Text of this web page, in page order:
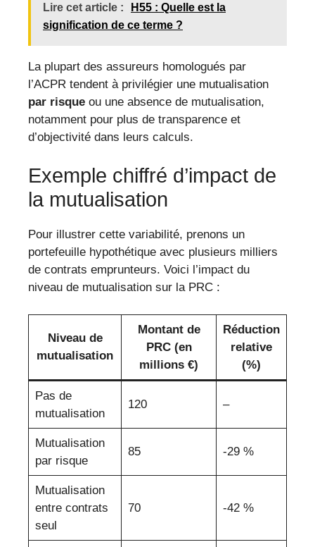
Lire cet article :
H55 : Quelle est la
signification de ce terme ?
La plupart des assureurs homologués par
l’ACPR tendent à privilégier une mutualisation
par risque ou une absence de mutualisation,
notamment pour plus de transparence et
d’objectivité dans leurs calculs.
Exemple chiffré d’impact de
la mutualisation
Pour illustrer cette variabilité, prenons un
portefeuille hypothétique avec plusieurs milliers
de contrats emprunteurs. Voici l’impact du
niveau de mutualisation sur la PRC :
Niveau de
mutualisation
Montant de
PRC (en
millions €)
Réduction
relative
(%)
Pas de
mutualisation
120 –
Mutualisation
par risque
85 -29 %
Mutualisation
entre contrats
seul
70 -42 %